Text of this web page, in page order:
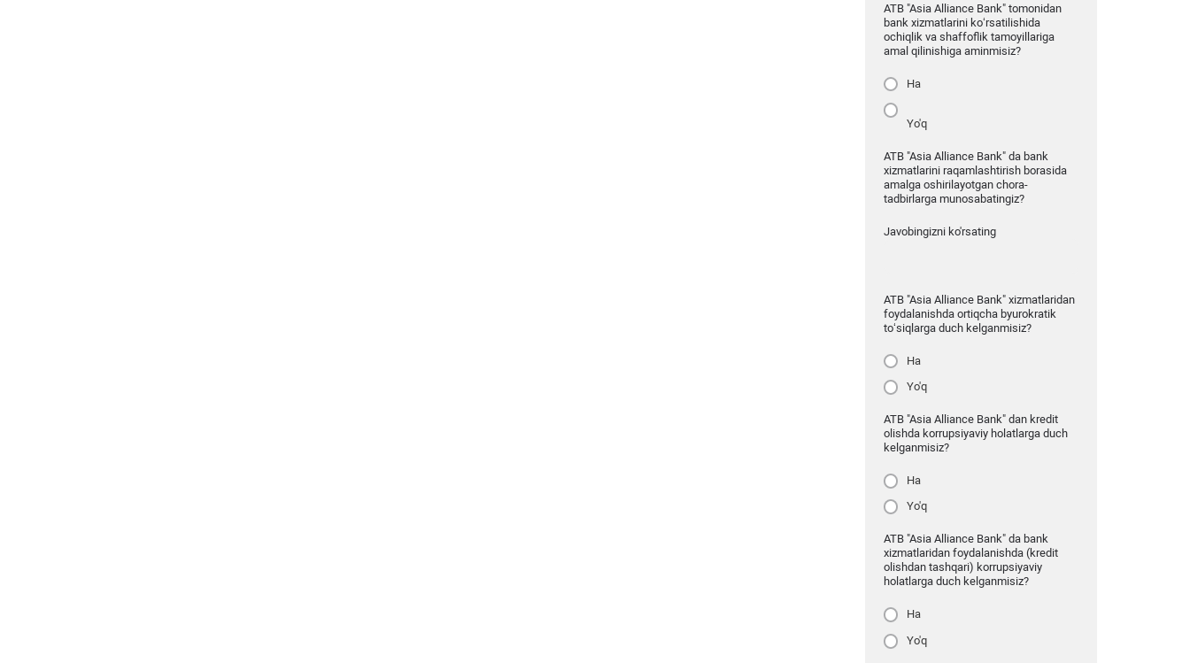
ATB "Asia Alliance Bank" tomonidan
bank xizmatlarini ko‘rsatilishida
ochiqlik va shaffoflik tamoyillariga
amal qilinishiga aminmisiz?
Ha
Yo'q
ATB "Asia Alliance Bank" da bank
xizmatlarini raqamlashtirish borasida
amalga oshirilayotgan chora-
tadbirlarga munosabatingiz?
Javobingizni ko'rsating
ATB "Asia Alliance Bank" xizmatlaridan
foydalanishda ortiqcha byurokratik
to‘siqlarga duch kelganmisiz?
Ha
Yo'q
ATB "Asia Alliance Bank" dan kredit
olishda korrupsiyaviy holatlarga duch
kelganmisiz?
Ha
Yo'q
ATB "Asia Alliance Bank" da bank
xizmatlaridan foydalanishda (kredit
olishdan tashqari) korrupsiyaviy
holatlarga duch kelganmisiz?
Ha
Yo'q